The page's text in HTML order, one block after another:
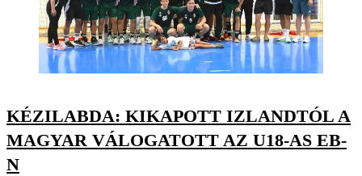
KÉZILABDA: KIKAPOTT IZLANDTÓL A
MAGYAR VÁLOGATOTT AZ U18-AS EB-
N